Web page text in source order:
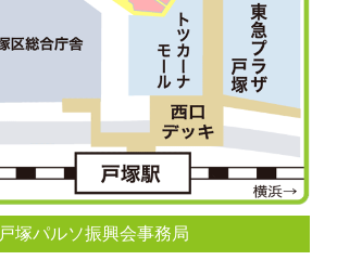
戸塚パルソ振興会事務局